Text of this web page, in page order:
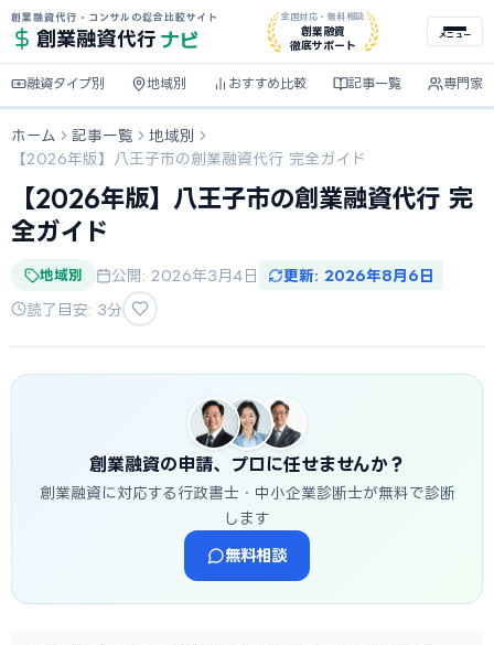
創業融資代行・コンサルの総合比較サイト
創業融資代行 ナビ
全国対応・無料相談
創業融資
徹底サポート
メニュー
融資タイプ別 地域別 おすすめ比較 記事一覧 専門家
ホーム 記事一覧
地域別
【2026年版】八王子市の創業融資代行 完全ガイド
【2026年版】八王子市の創業融資代行 完
全ガイド
地域別 公開: 2026年3月4日 更新: 2026年8月6日
読了目安: 3分
創業融資の申請、プロに任せませんか？
創業融資に対応する行政書士・中小企業診断士が無料で診断
します
無料相談